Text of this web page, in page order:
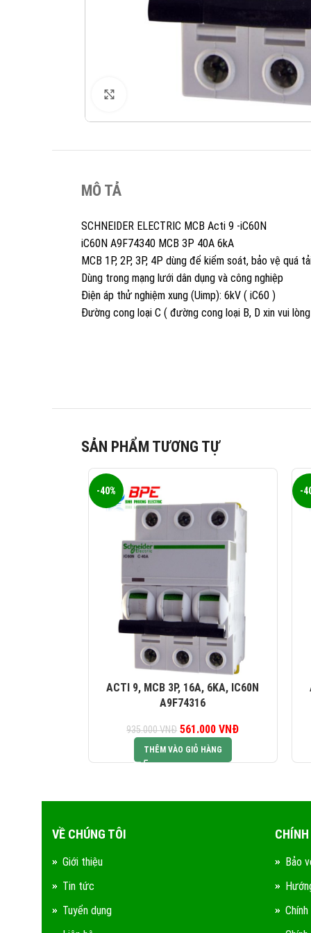
MÔ TẢ
SCHNEIDER ELECTRIC MCB Acti 9 -iC60N
iC60N A9F74340 MCB 3P 40A 6kA
MCB 1P, 2P, 3P, 4P dùng để kiểm soát, bảo vệ quá
Dùng trong mạng lưới dân dụng và công nghiệp
Điện áp thử nghiệm xung (Uimp): 6kV ( iC60 )
Đường cong loại C ( đường cong loại B, D xin vui
SẢN PHẨM TƯƠNG TỰ
-40%
ACTI 9, MCB 3P, 16A, 6KA, IC60N
A9F74316
935.000VNĐ
Giá gốc là:
935.000 VNĐ.
561.000VNĐ
THÊM VÀO GIỎ HÀNG
-
VỀ CHÚNG TÔI
Giới thiệu
Tin tức
Tuyển dụng
Bảo